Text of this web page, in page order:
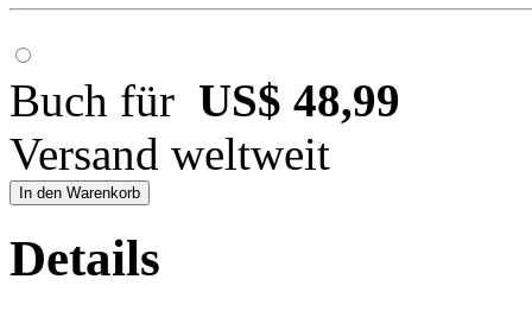
Buch für US$ 48,99
Versand weltweit
In den Warenkorb
Details